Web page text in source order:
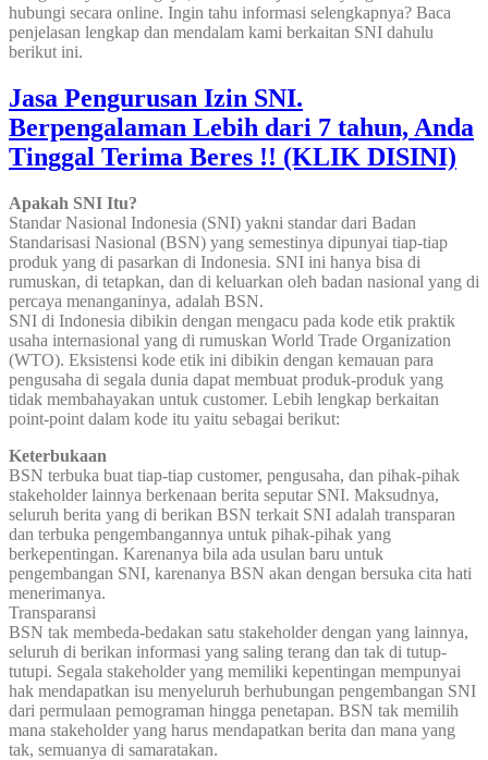
hubungi secara online. Ingin tahu informasi selengkapnya? Baca
penjelasan lengkap dan mendalam kami berkaitan SNI dahulu
berikut ini.
Jasa Pengurusan Izin SNI.
Berpengalaman Lebih dari 7 tahun, Anda
Tinggal Terima Beres !! (KLIK DISINI)
Apakah SNI Itu?
Standar Nasional Indonesia (SNI) yakni standar dari Badan
Standarisasi Nasional (BSN) yang semestinya dipunyai tiap-tiap
produk yang di pasarkan di Indonesia. SNI ini hanya bisa di
rumuskan, di tetapkan, dan di keluarkan oleh badan nasional yang di
percaya menanganinya, adalah BSN.
SNI di Indonesia dibikin dengan mengacu pada kode etik praktik
usaha internasional yang di rumuskan World Trade Organization
(WTO). Eksistensi kode etik ini dibikin dengan kemauan para
pengusaha di segala dunia dapat membuat produk-produk yang
tidak membahayakan untuk customer. Lebih lengkap berkaitan
point-point dalam kode itu yaitu sebagai berikut:
Keterbukaan
BSN terbuka buat tiap-tiap customer, pengusaha, dan pihak-pihak
stakeholder lainnya berkenaan berita seputar SNI. Maksudnya,
seluruh berita yang di berikan BSN terkait SNI adalah transparan
dan terbuka pengembangannya untuk pihak-pihak yang
berkepentingan. Karenanya bila ada usulan baru untuk
pengembangan SNI, karenanya BSN akan dengan bersuka cita hati
menerimanya.
Transparansi
BSN tak membeda-bedakan satu stakeholder dengan yang lainnya,
seluruh di berikan informasi yang saling terang dan tak di tutup-
tutupi. Segala stakeholder yang memiliki kepentingan mempunyai
hak mendapatkan isu menyeluruh berhubungan pengembangan SNI
dari permulaan pemograman hingga penetapan. BSN tak memilih
mana stakeholder yang harus mendapatkan berita dan mana yang
tak, semuanya di samaratakan.